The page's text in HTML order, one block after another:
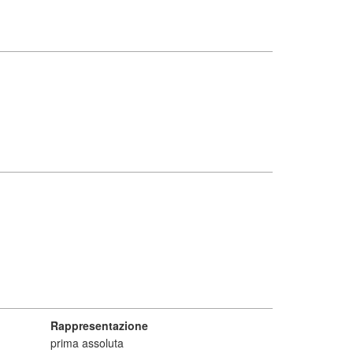
Rappresentazione
prima assoluta